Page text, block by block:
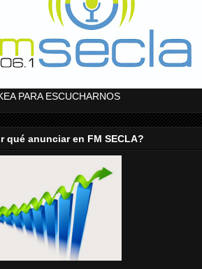
PARA ESCUCHARNOS
qué anunciar en FM SECLA?